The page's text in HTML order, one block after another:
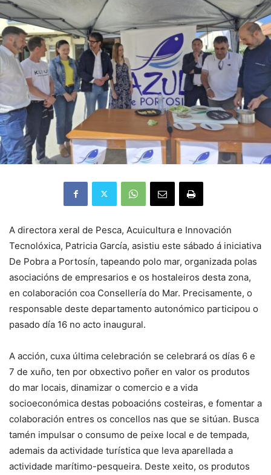
A directora xeral de Pesca, Acuicultura e Innovación
Tecnolóxica, Patricia García, asistiu este sábado á iniciativa
De Pobra a Portosín, tapeando polo mar, organizada polas
asociacións de empresarios e os hostaleiros desta zona,
en colaboración coa Consellería do Mar. Precisamente, o
responsable deste departamento autonómico participou o
pasado día 16 no acto inaugural.
A acción, cuxa última celebración se celebrará os días 6 e
7 de xuño, ten por obxectivo poñer en valor os produtos
do mar locais, dinamizar o comercio e a vida
socioeconómica destas poboacións costeiras, e fomentar a
colaboración entres os concellos nas que se sitúan. Busca
tamén impulsar o consumo de peixe local e de tempada,
ademais da actividade turística que leva aparellada a
actividade marítimo-pesqueira. Deste xeito, os produtos